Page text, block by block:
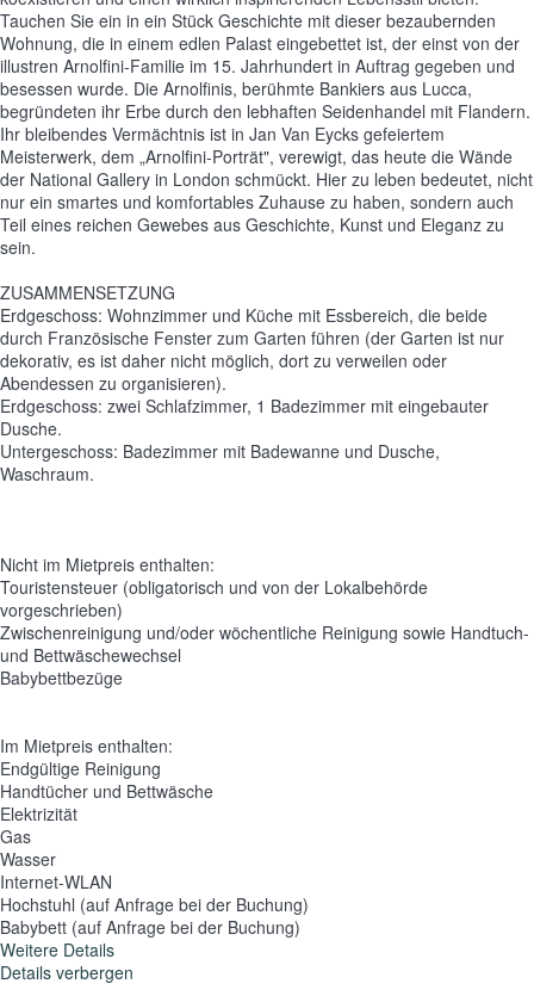
Tauchen Sie ein in ein Stück Geschichte mit dieser bezaubernden
Wohnung, die in einem edlen Palast eingebettet ist, der einst von der
illustren Arnolfini-Familie im 15. Jahrhundert in Auftrag gegeben und
besessen wurde. Die Arnolfinis, berühmte Bankiers aus Lucca,
begründeten ihr Erbe durch den lebhaften Seidenhandel mit Flandern.
Ihr bleibendes Vermächtnis ist in Jan Van Eycks gefeiertem
Meisterwerk, dem „Arnolfini-Porträt", verewigt, das heute die Wände
der National Gallery in London schmückt. Hier zu leben bedeutet, nicht
nur ein smartes und komfortables Zuhause zu haben, sondern auch
Teil eines reichen Gewebes aus Geschichte, Kunst und Eleganz zu
sein.
ZUSAMMENSETZUNG
Erdgeschoss: Wohnzimmer und Küche mit Essbereich, die beide
durch Französische Fenster zum Garten führen (der Garten ist nur
dekorativ, es ist daher nicht möglich, dort zu verweilen oder
Abendessen zu organisieren).
Erdgeschoss: zwei Schlafzimmer, 1 Badezimmer mit eingebauter
Dusche.
Untergeschoss: Badezimmer mit Badewanne und Dusche,
Waschraum.
Nicht im Mietpreis enthalten:
Touristensteuer (obligatorisch und von der Lokalbehörde
vorgeschrieben)
Zwischenreinigung und/oder wöchentliche Reinigung sowie Handtuch-
und Bettwäschewechsel
Babybettbezüge
Im Mietpreis enthalten:
Endgültige Reinigung
Handtücher und Bettwäsche
Elektrizität
Gas
Wasser
Internet-WLAN
Hochstuhl (auf Anfrage bei der Buchung)
Babybett (auf Anfrage bei der Buchung)
Weitere Details
Details verbergen